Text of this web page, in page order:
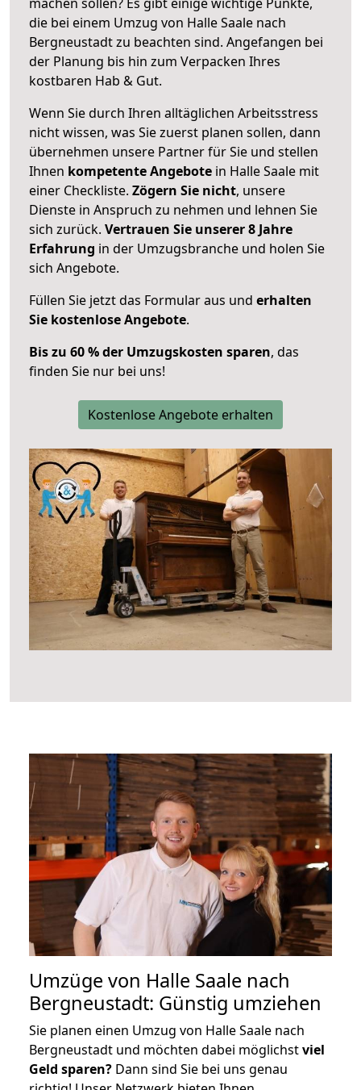
die bei einem Umzug von Halle Saale nach
Bergneustadt zu beachten sind. Angefangen bei
der Planung bis hin zum Verpacken Ihres
kostbaren Hab & Gut.
Wenn Sie durch Ihren alltäglichen Arbeitsstress
nicht wissen, was Sie zuerst planen sollen, dann
übernehmen unsere Partner für Sie und stellen
Ihnen kompetente Angebote in Halle Saale mit
einer Checkliste. Zögern Sie nicht, unsere
Dienste in Anspruch zu nehmen und lehnen Sie
sich zurück. Vertrauen Sie unserer 8 Jahre
Erfahrung in der Umzugsbranche und holen Sie
sich Angebote.
Füllen Sie jetzt das Formular aus und erhalten
Sie kostenlose Angebote.
Bis zu 60 % der Umzugskosten sparen, das
finden Sie nur bei uns!
Kostenlose Angebote erhalten
Umzüge von Halle Saale nach
Bergneustadt: Günstig umziehen
Sie planen einen Umzug von Halle Saale nach
Bergneustadt und möchten dabei möglichstviel
Geld sparen? Dann sind Sie bei uns genau